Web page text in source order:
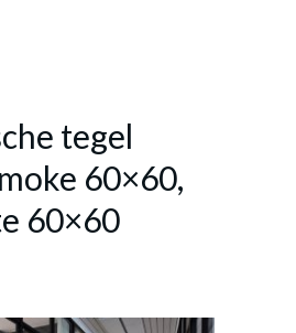
tegel
60×60,
60×60